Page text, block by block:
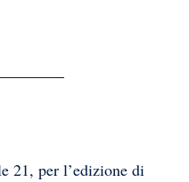
21, per l’edizione di